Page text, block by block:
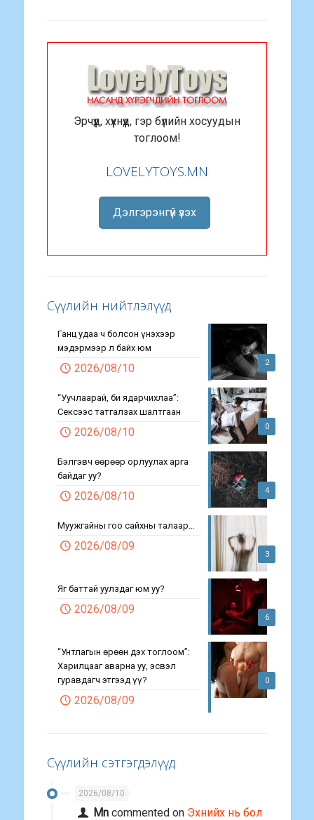
Эрчүүд, хүүхнүүд, гэр бүлийн хосуудын
тоглоом!
LOVELYTOYS.MN
Дэлгэрэнгүй үзэх
Сүүлийн нийтлэлүүд
2
Ганц удаа ч болсон үнэхээр
мэдэрмээр л байх юм
2026/08/10
0
“Уучлаарай, би ядарчихлаа”:
Сексээс татгалзах шалтгаан
2026/08/10
4
Бэлгэвч өөрөөр орлуулах арга
байдаг уу?
2026/08/10
3
Муужгайны гоо сайхны талаар…
2026/08/09
6
Яг баттай уулздаг юм уу?
2026/08/09
0
“Унтлагын өрөөн дэх тоглоом”:
Харилцааг аварна уу, эсвэл
гуравдагч этгээд үү?
2026/08/09
Сүүлийн сэтгэгдэлүүд
2026/08/10
Mn commented on Эхнийх нь бол